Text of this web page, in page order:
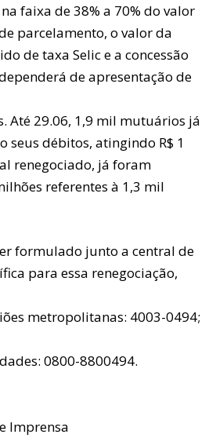
faixa de 38% a 70% do valor
parcelamento, o valor da
de taxa Selic e a concessão
de apresentação de
Até 29.06, 1,9 mil mutuários já
seus débitos, atingindo R$ 1
renegociado, já foram
referentes à 1,3 mil
formulado junto a central de
para essa renegociação,
metropolitanas: 4003-0494;
0800-8800494.
Imprensa